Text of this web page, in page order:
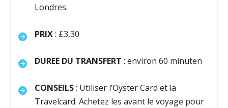
Londres.
PRIX: £3,30
DUREE DU TRANSFERT : environ 60 minuten
CONSEILS: Utiliser l’Oyster Card et la
Travelcard. Achetez les avant le voyage pour